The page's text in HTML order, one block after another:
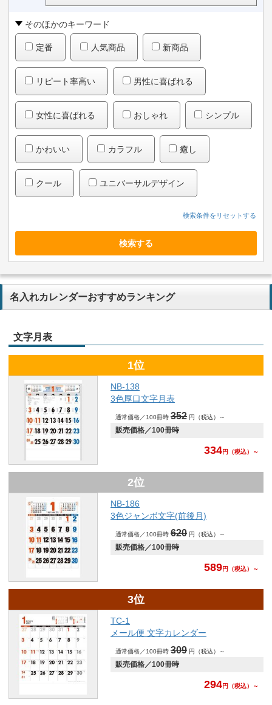
そのほかのキーワード
定番 人気商品 新商品
リピート率高い 男性に喜ばれる
女性に喜ばれる おしゃれ シンプル
かわいい カラフル 癒し
クール ユニバーサルデザイン
検索する
名入れカレンダーおすすめランキング
文字月表
1位
NB-138
3色厚口文字月表
通常価格／100冊時 352 円（税込）～
販売価格／100冊時
334円 （税込）～
2位
NB-186
3色ジャンボ文字(前後月)
通常価格／100冊時 620 円（税込）～
販売価格／100冊時
589円 （税込）～
3位
TC-1
メール便 文字カレンダー
通常価格／100冊時 309 円（税込）～
販売価格／100冊時
294円 （税込）～